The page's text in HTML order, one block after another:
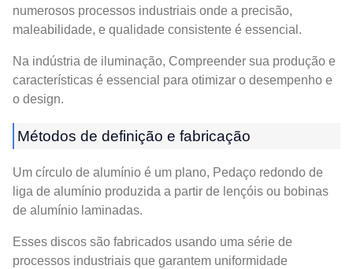
numerosos processos industriais onde a precisão,
maleabilidade, e qualidade consistente é essencial.
Na indústria de iluminação, Compreender sua produção e
características é essencial para otimizar o desempenho e
o design.
Métodos de definição e fabricação
Um círculo de alumínio é um plano, Pedaço redondo de
liga de alumínio produzida a partir de lençóis ou bobinas
de alumínio laminadas.
Esses discos são fabricados usando uma série de
processos industriais que garantem uniformidade